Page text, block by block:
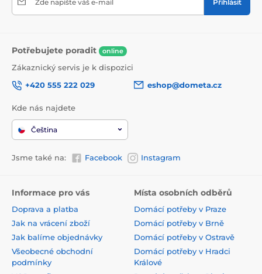
Zde napište váš e-mail Přihlásit
Potřebujete poradit online
Zákaznický servis je k dispozici
+420 555 222 029
eshop@dometa.cz
Kde nás najdete
Čeština
Jsme také na: Facebook Instagram
Informace pro vás
Doprava a platba
Jak na vrácení zboží
Jak balíme objednávky
Všeobecné obchodní
podmínky
Místa osobních odběrů
Domácí potřeby v Praze
Domácí potřeby v Brně
Domácí potřeby v Ostravě
Domácí potřeby v Hradci
Králové